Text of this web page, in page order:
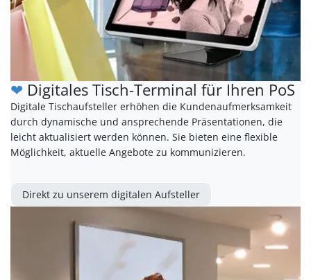
❤ Digitales Tisch-Terminal für Ihren PoS
Digitale Tischaufsteller erhöhen die Kundenaufmerksamkeit
durch dynamische und ansprechende Präsentationen, die
leicht aktualisiert werden können. Sie bieten eine flexible
Möglichkeit, aktuelle Angebote zu kommunizieren.
Direkt zu unserem digitalen Aufsteller